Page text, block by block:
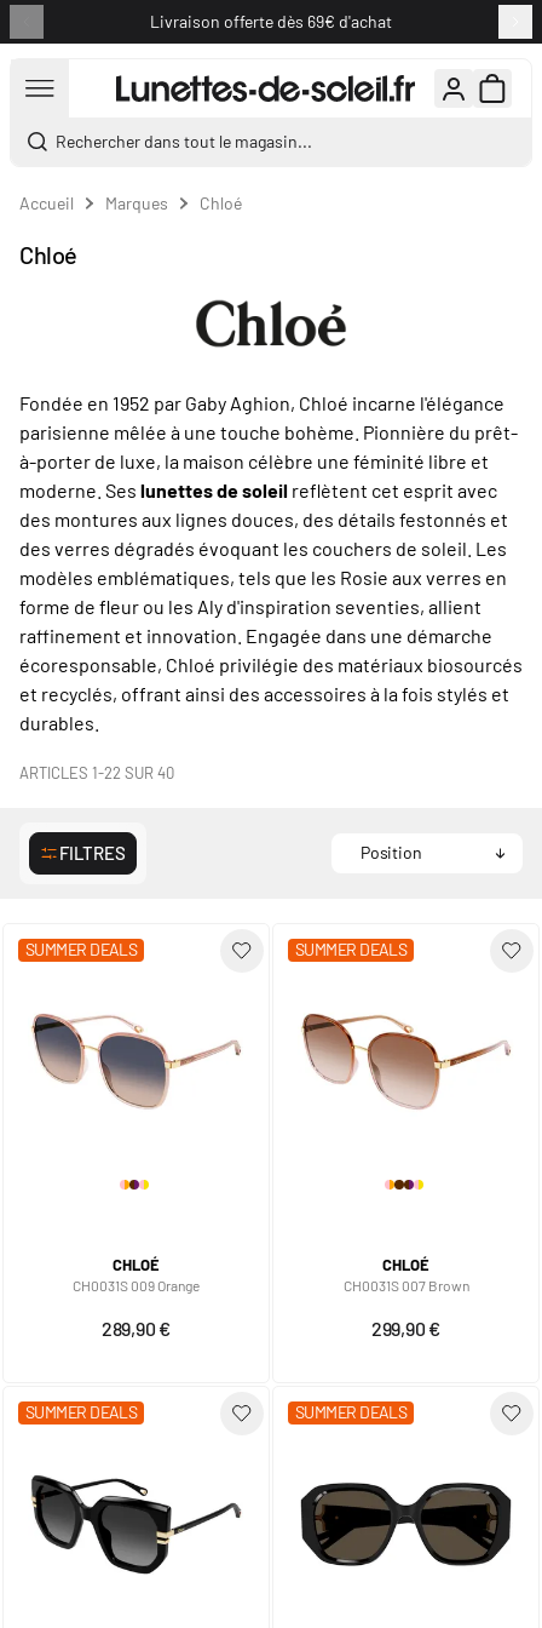
Livraison offerte dès 69€ d'achat
Rechercher dans tout le magasin...
Accueil Marques Chloé
Chloé
Fondée en 1952 par Gaby Aghion, Chloé incarne l'élégance
parisienne mêlée à une touche bohème. Pionnière du prêt-
à-porter de luxe, la maison célèbre une féminité libre et
moderne. Ses lunettes de soleil reflètent cet esprit avec
des montures aux lignes douces, des détails festonnés et
des verres dégradés évoquant les couchers de soleil. Les
modèles emblématiques, tels que les Rosie aux verres en
forme de fleur ou les Aly d'inspiration seventies, allient
raffinement et innovation. Engagée dans une démarche
écoresponsable, Chloé privilégie des matériaux biosourcés
et recyclés, offrant ainsi des accessoires à la fois stylés et
durables.
ARTICLES 1-22 SUR 40
FILTRES
SUMMER DEALS
CHLOÉ
CH0031S 009 Orange
289,90 €
SUMMER DEALS
CHLOÉ
CH0031S 007 Brown
299,90 €
SUMMER DEALS SUMMER DEALS